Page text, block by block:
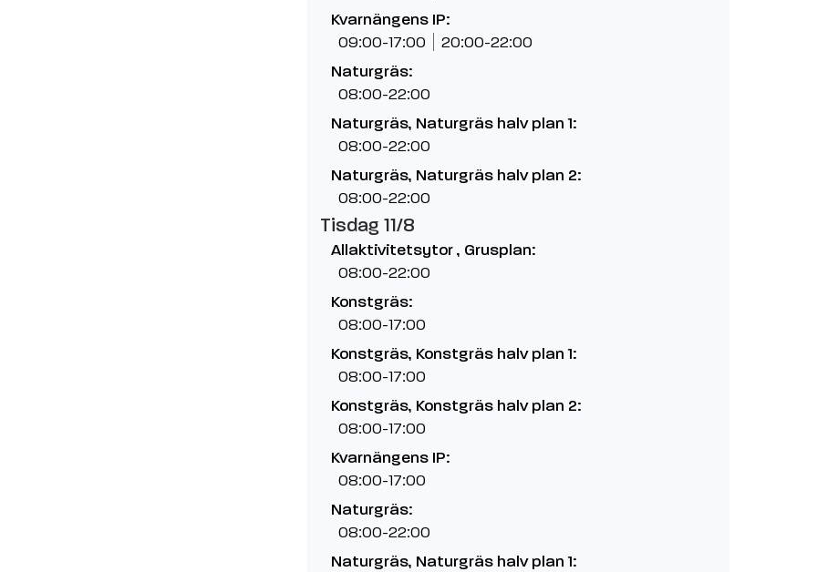
Kvarnängens IP:
09:00-17:00 20:00-22:00
Naturgräs:
08:00-22:00
Naturgräs, Naturgräs halv plan 1:
08:00-22:00
Naturgräs, Naturgräs halv plan 2:
08:00-22:00
Tisdag 11/8
Allaktivitetsytor , Grusplan:
08:00-22:00
Konstgräs:
08:00-17:00
Konstgräs, Konstgräs halv plan 1:
08:00-17:00
Konstgräs, Konstgräs halv plan 2:
08:00-17:00
Kvarnängens IP:
08:00-17:00
Naturgräs:
08:00-22:00
Naturgräs, Naturgräs halv plan 1: